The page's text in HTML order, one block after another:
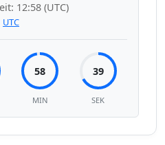
12:58 (UTC)
UTC
58
MIN
39
SEK